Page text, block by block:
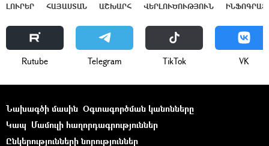
ԼՈՒՐԵՐ ՀԱՅԱՍՏԱՆ ԱՇԽԱՐՀ ՎԵՐԼՈՒԾՈՒԹՅՈՒՆ
Rutube Telegram ТikТоk VK
Նախագծի մասին Օգտագործման կանոնները
Կապ Մամուլի հաղորդագրություններ
Ընկերությունների նորություններ